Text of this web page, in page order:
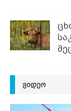
ᲕᲘᲓᲔᲝ